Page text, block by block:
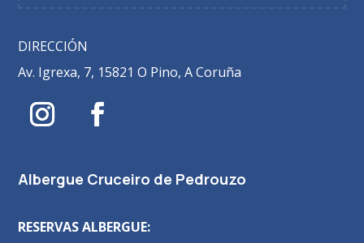
DIRECCIÓN
Av. Igrexa, 7, 15821 O Pino, A Coruña
Albergue Cruceiro de Pedrouzo
RESERVAS ALBERGUE: